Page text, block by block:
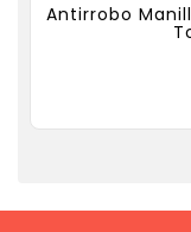
Antirrobo